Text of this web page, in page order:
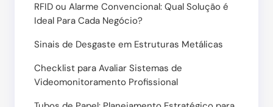
RFID ou Alarme Convencional: Qual Solução é
Ideal Para Cada Negócio?
Sinais de Desgaste em Estruturas Metálicas
Checklist para Avaliar Sistemas de
Videomonitoramento Profissional